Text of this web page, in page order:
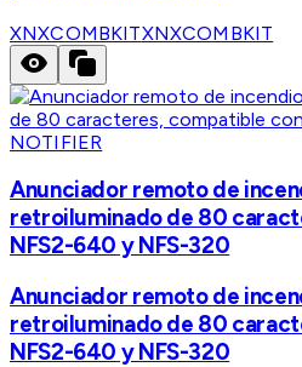
XNXCOMBKITXNXCOMBKIT
NOTIFIER
Anunciador remoto de
retroiluminado de 80
NFS2-640 y NFS-320
Anunciador remoto de
retroiluminado de 80
NFS2-640 y NFS-320